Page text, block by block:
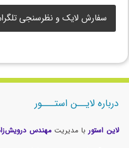
سفارش لایک و نظرسنجی